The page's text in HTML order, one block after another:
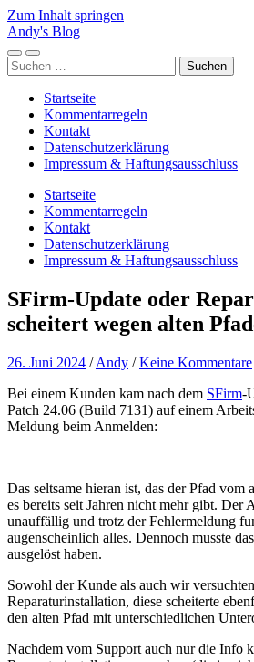
Zum Inhalt springen
Andy's Blog
Mobile-
Menü
Suchfeld
ein-/ausblenden
Suchen
nach:
Startseite
Kommentarregeln
Kontakt
Datenschutzerklärung
Impressum & Haftungsausschluss
Startseite
Kommentarregeln
Kontakt
Datenschutzerklärung
Impressum & Haftungsausschluss
SFirm-Update oder
scheitert wegen alten
26. Juni 2024 /Andy /Keine Kommentare
Bei einem Kunden kam nach dem SFirm-
Patch 24.06 (Build 7131) auf einem
Meldung beim Anmelden:
Das seltsame hieran ist, das der Pfad vom
es bereits seit Jahren nicht mehr gibt. Der
unauffällig und trotz der Fehlermeldung
augenscheinlich alles. Dennoch musste
ausgelöst haben.
Sowohl der Kunde als auch wir
Reparaturinstallation, diese scheiterte
den alten Pfad mit unterschiedlichen
Nachdem vom Support auch nur die Info